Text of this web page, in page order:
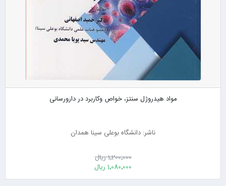
مواد هیدروژل سنتز، خواص وکاربرد در دارورسانی
ناشر: دانشگاه بوعلی سینا همدان
1٬200٬000 ریال
1٬080٬000 ریال